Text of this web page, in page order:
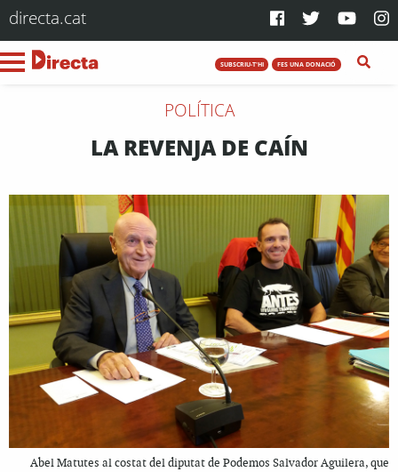
directa.cat
SUBSCRIU-T'HI FES UNA DONACIÓ
POLÍTICA
LA REVENJA DE CAÍN
Abel Matutes al costat del diputat de Podemos Salvador Aguilera, que